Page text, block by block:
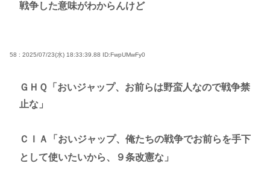
戦争した意味がわからんけど
58 : 2025/07/23(水) 18:33:39.88 ID:FwpUMwFy0
ＧＨＱ「おいジャップ、お前らは野蛮人なので戦争禁
止な」
ＣＩＡ「おいジャップ、俺たちの戦争でお前らを手下
として使いたいから、９条改憲な」